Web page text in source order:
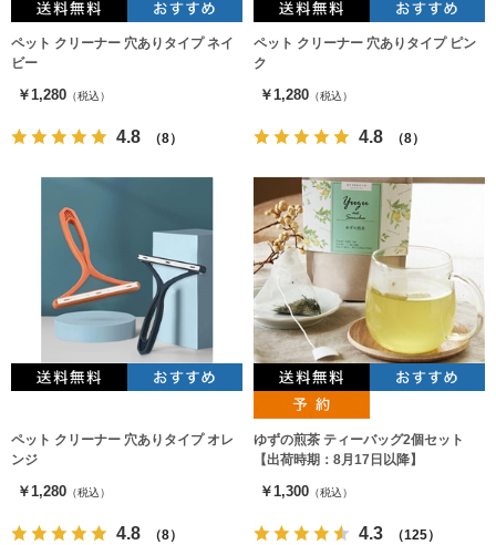
ペット クリーナー 穴ありタイプ ネイ
ビー
￥1,280 （税込）
4.8 （8）
ペット クリーナー 穴ありタイプ ピン
ク
￥1,280 （税込）
4.8 （8）
ペット クリーナー 穴ありタイプ オレ
ンジ
￥1,280 （税込）
4.8 （8）
ゆずの煎茶 ティーバッグ2個セット
【出荷時期：8月17日以降】
￥1,300 （税込）
4.3 （125）